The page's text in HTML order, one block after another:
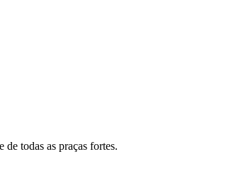
todas as praças fortes.